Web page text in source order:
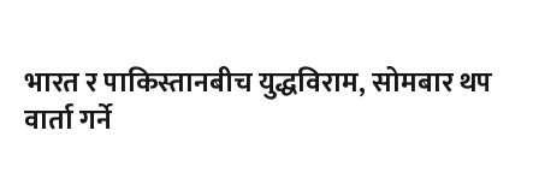
भारत र पाकिस्तानबीच युद्धविराम, सोमबार थप
वार्ता गर्ने